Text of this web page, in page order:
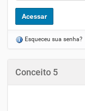
Esqueceu sua senha?
Conceito 5